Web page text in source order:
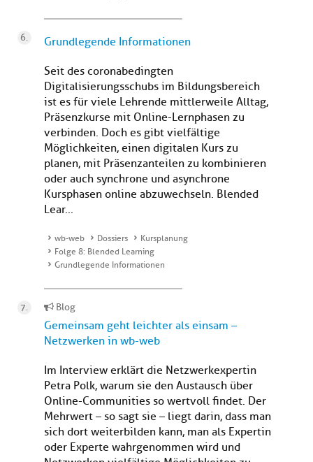
Grundlegende Informationen
Seit des coronabedingten
Digitalisierungsschubs im Bildungsbereich
ist es für viele Lehrende mittlerweile Alltag,
Präsenzkurse mit Online-Lernphasen zu
verbinden. Doch es gibt vielfältige
Möglichkeiten, einen digitalen Kurs zu
planen, mit Präsenzanteilen zu kombinieren
oder auch synchrone und asynchrone
Kursphasen online abzuwechseln. Blended
Lear...
wb-web Dossiers
Kursplanung
Folge 8: Blended Learning
Grundlegende Informationen
Blog
Gemeinsam geht leichter als einsam –
Netzwerken in wb-web
Im Interview erklärt die Netzwerkexpertin
Petra Polk, warum sie den Austausch über
Online-Communities so wertvoll findet. Der
Mehrwert – so sagt sie – liegt darin, dass man
sich dort weiterbilden kann, man als Expertin
oder Experte wahrgenommen wird und